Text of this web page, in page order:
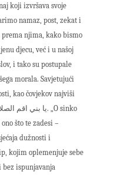
koji izvršava svoje
namaz, post, zekat i
prema njima, kako bismo
djecu, već i u našoj
i tako su postupale
morala. Savjetujući
kao čovjekov najviši
što te zadesi –
dužnosti i
kojim oplemenjuje sebe
ispunjavanja